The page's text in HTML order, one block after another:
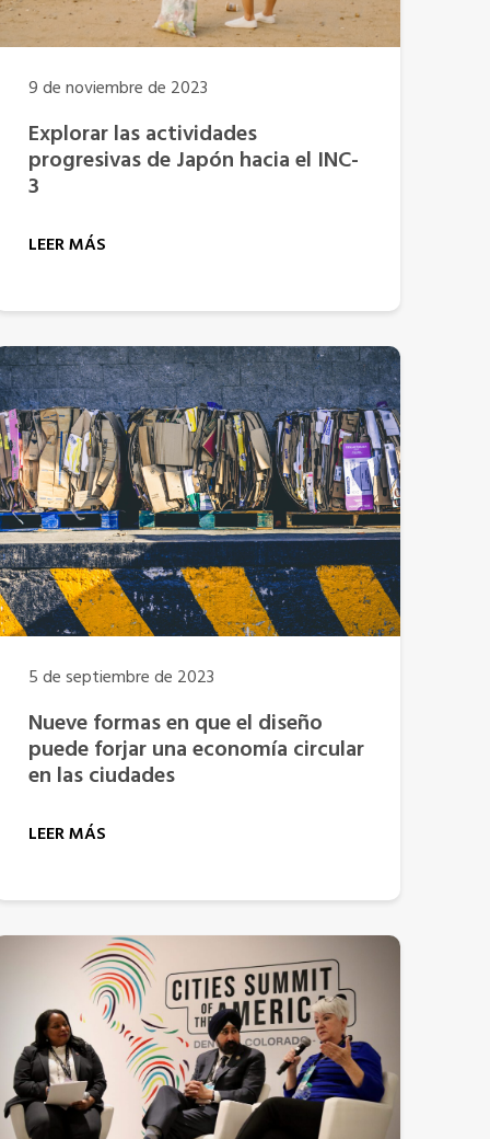
9 de noviembre de 2023
Explorar las actividades
progresivas de Japón hacia el INC-
3
LEER MÁS
5 de septiembre de 2023
Nueve formas en que el diseño
puede forjar una economía circular
en las ciudades
LEER MÁS